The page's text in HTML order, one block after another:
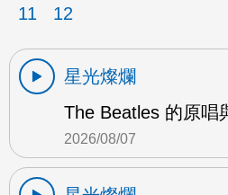
11
12
星光燦爛
The Beatles 的原唱
2026/08/07